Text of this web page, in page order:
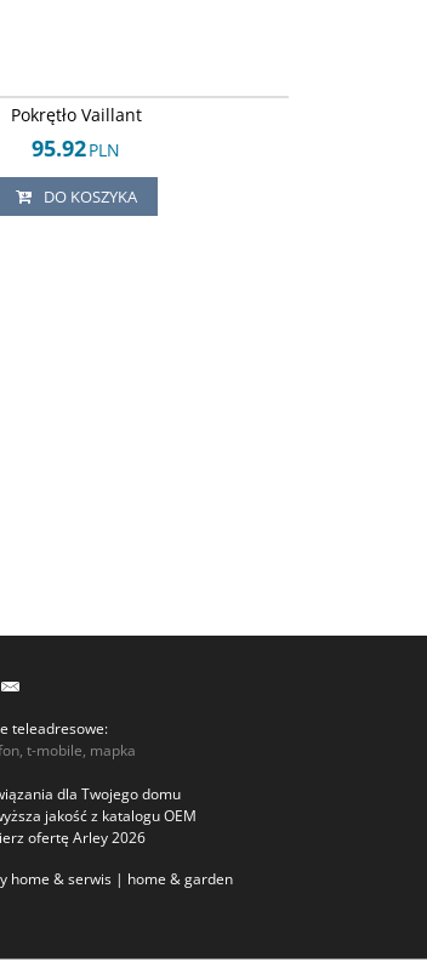
Pokrętło Vaillant
95.92PLN
DO KOSZYKA
teleadresowe:
t-mobile, mapka
dla Twojego domu
jakość z katalogu OEM
ofertę Arley 2026
home & serwis | home & garden